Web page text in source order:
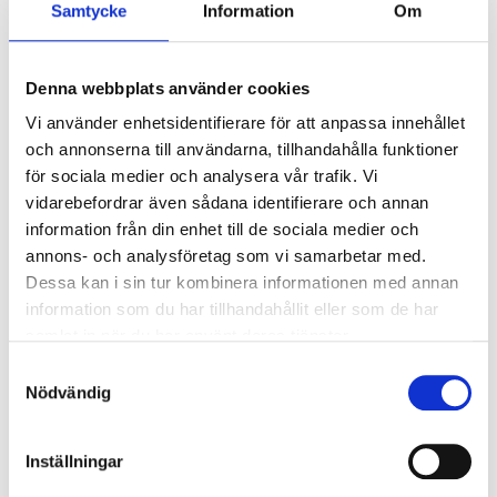
Samtycke Information Om
Denna webbplats använder cookies
Vi använder enhetsidentifierare för att anpassa innehållet
och annonserna till användarna, tillhandahålla funktioner
för sociala medier och analysera vår trafik. Vi
vidarebefordrar även sådana identifierare och annan
information från din enhet till de sociala medier och
annons- och analysföretag som vi samarbetar med.
Dessa kan i sin tur kombinera informationen med annan
information som du har tillhandahållit eller som de har
Nödvändig
Inställningar
kV/kA:
Överspänningsskydd DM
kV/kA:
1
Ljusstyrning
Ljusstyrning:
Tänd/släck
Sensor:
Utan sensor
Nödljus
Anslutning
med snabbkoppling mot armatur.